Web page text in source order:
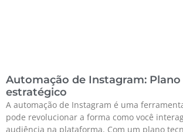
Automação de Instagram:
estratégico
A automação de Instagram é uma
pode revolucionar a forma como você
audiência na plataforma. Com um plano